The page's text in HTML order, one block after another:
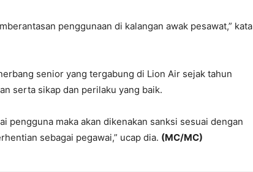
penggunaan di kalangan awak pesawat,” kata
senior yang tergabung di Lion Air sejak tahun
serta sikap dan perilaku yang baik.
pengguna maka akan dikenakan sanksi sesuai dengan
sebagai pegawai,” ucap dia. (MC/MC)